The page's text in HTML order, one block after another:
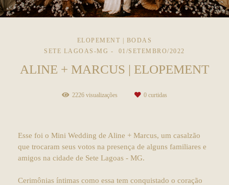
ELOPEMENT | BODAS
SETE LAGOAS-MG
01/SETEMBRO/2022
ALINE + MARCUS | ELOPEMENT
2226 visualizações 0 curtidas
Esse foi o Mini Wedding de Aline + Marcus, um casalzão
que trocaram seus votos na presença de alguns familiares e
amigos na cidade de Sete Lagoas - MG.
Cerimônias íntimas como essa tem conquistado o coração